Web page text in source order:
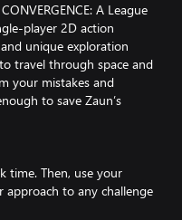
A League
player 2D action
unique exploration
travel through space and
your mistakes and
to save Zaun’s
time. Then, use your
to any challenge